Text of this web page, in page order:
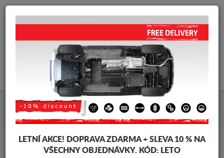
info@krytpodmotor.com
Kryt pod motor Alfa Romeo
159
LETNÍ AKCE! DOPRAVA ZDARMA + SLEVA 10 % NA
VŠECHNY OBJEDNÁVKY. KÓD: LETO